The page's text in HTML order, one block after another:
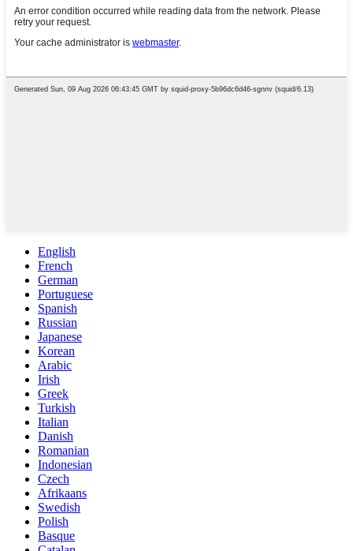
English
French
German
Portuguese
Spanish
Russian
Japanese
Korean
Arabic
Irish
Greek
Turkish
Italian
Danish
Romanian
Indonesian
Czech
Afrikaans
Swedish
Polish
Basque